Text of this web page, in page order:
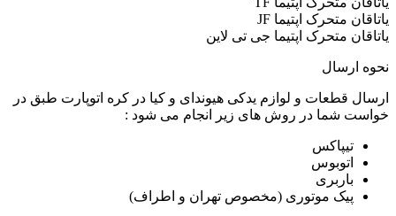
یاتاقان متحرک اپتیما JF
یاتاقان متحرک اپتیما جی تی لاین
نحوه ارسال
ارسال قطعات و لوازم یدکی هیوندای و کیا در کره اتوپارت طبق در
خواست شما در روش های زیر انجام می شود :
تیپاکس
اتوبوس
باربری
پیک موتوری (مخصوص تهران و اطراف)